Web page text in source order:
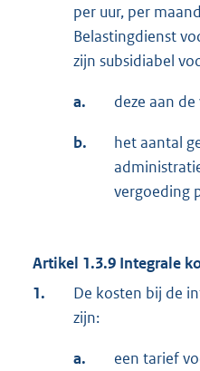
per uur, per
Belastingdienst
zijn subsidiabel
a. deze aan
b.
het aantal
vergoeding
Artikel 1.3.9 Integrale
1.
De kosten bij de
zijn:
a.
een tarief